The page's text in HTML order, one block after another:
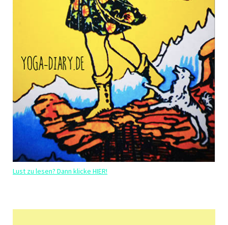
Lust zu lesen? Dann klicke HIER!